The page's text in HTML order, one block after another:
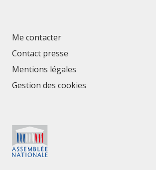
Me contacter
Contact presse
Mentions légales
Gestion des cookies